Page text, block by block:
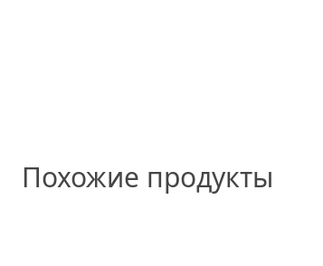
Похожие продукты